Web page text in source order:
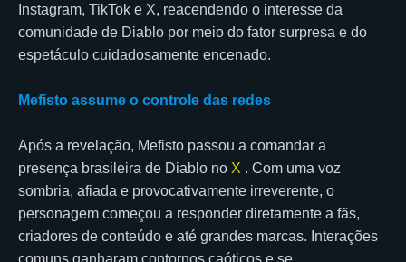
Instagram, TikTok e X, reacendendo o interesse da
comunidade de Diablo por meio do fator surpresa e do
espetáculo cuidadosamente encenado.
Mefisto assume o controle das redes
Após a revelação, Mefisto passou a comandar a
presença brasileira de Diablo no X . Com uma voz
sombria, afiada e provocativamente irreverente, o
personagem começou a responder diretamente a fãs,
criadores de conteúdo e até grandes marcas. Interações
comuns ganharam contornos caóticos e se